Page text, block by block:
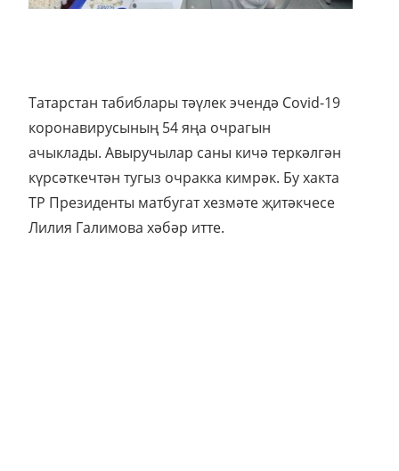
Татарстан табиблары тәүлек эчендә Сovid-19
коронавирусының 54 яңа очрагын
ачыклады. Авыручылар саны кичә теркәлгән
күрсәткечтән тугыз очракка кимрәк. Бу хакта
ТР Президенты матбугат хезмәте җитәкчесе
Лилия Галимова хәбәр итте.